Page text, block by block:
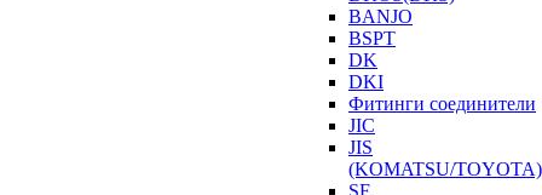
BANJO
BSPT
DK
DKI
Фитинги соединители
JIC
JIS
(KOMATSU/TOYOTA)
SF